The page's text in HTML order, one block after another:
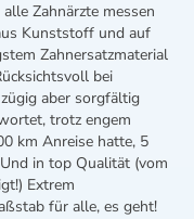
Zahnärzte messen
Kunststoff und auf
Zahnersatzmaterial
bei
aber sorgfältig
trotz engem
km Anreise hatte, 5
in top Qualität (vom
Extrem
für alle, es geht!